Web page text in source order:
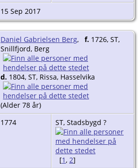
15 Sep 2017
Daniel Gabrielsen Berg, f. 1726, ST,
Snillfjord, Berg
d. 1804, ST, Rissa, Hasselvika
(Alder 78 år)
1774 ST, Stadsbygd ?
[1, 2]